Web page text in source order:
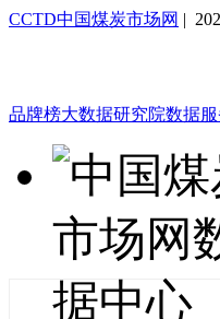
CCTD中国煤炭市场网 |
品牌榜大数据研究院数据